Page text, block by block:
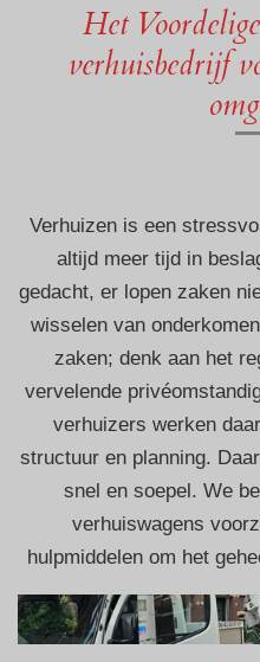
Het
verhuisbedrijf
Verhuizen is een
altijd meer tijd in
gedacht, er lopen zaken
wisselen van
zaken; denk aan het
vervelende
verhuizers werken
structuur en planning.
snel en soepel. We
verhuiswagens
hulpmiddelen om het